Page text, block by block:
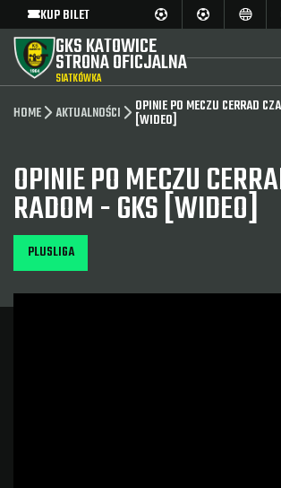
KUP BILET
GKS KATOWICE
STRONA OFICJALNA
SIATKÓWKA
HOME AKTUALNOŚCI OPINIE PO MECZU CERRAD
[WIDEO]
OPINIE PO MECZU
RADOM - GKS [WIDEO]
PLUSLIGA